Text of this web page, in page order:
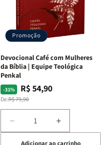
Promoção
Devocional Café com Mulheres
da Bíblia | Equipe Teológica
Penkal
-31%
Preço
normal
De:R$ 79,90
Preço
promocional
R$ 54,90
Diminuir
a
Aumentar
a
Adicionar ao carrinho